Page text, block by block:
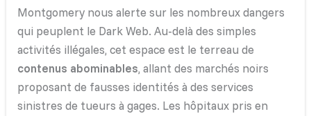
Montgomery nous alerte sur les nombreux dangers
qui peuplent le Dark Web. Au-delà des simples
activités illégales, cet espace est le terreau de
contenus abominables, allant des marchés noirs
proposant de fausses identités à des services
sinistres de tueurs à gages. Les hôpitaux pris en